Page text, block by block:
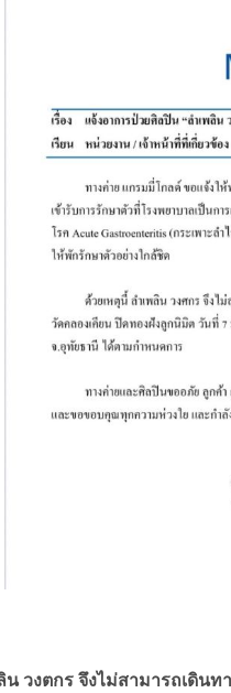
ตกร จึงไม่สามารถเดินทา